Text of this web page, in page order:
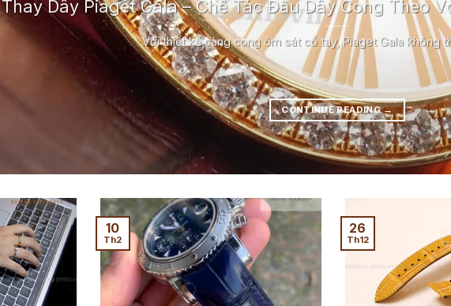
Thay Dây Piaget Gala – Chế Tác Đầu Dây Cong Theo
Với thiết kế càng cong ôm sát cổ tay, Piaget Gala không
CONTINUE READING→
10
Th2
26
Th12